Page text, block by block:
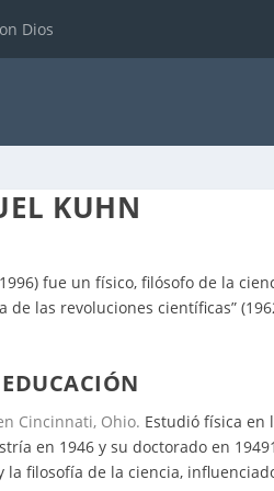
Dios
KUHN
fue un físico, filósofo de la
de las revoluciones científicas”
Cincinnati, Ohio. Estudió física en
en 1946 y su doctorado en 19491
filosofía de la ciencia,